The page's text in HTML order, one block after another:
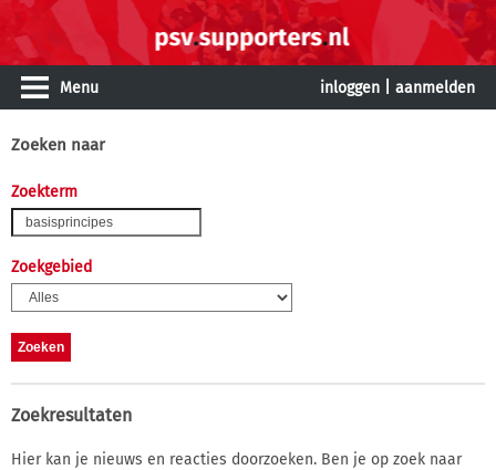
Menu inloggen aanmelden
Zoeken naar
Zoekterm
Zoekgebied
Zoekresultaten
Hier kan je nieuws en reacties doorzoeken. Ben je op zoek naar